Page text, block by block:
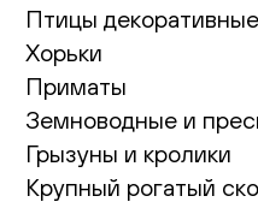
Птицы декоративные
Хорьки
Приматы
Земноводные и
Грызуны и кролики
Крупный рогатый